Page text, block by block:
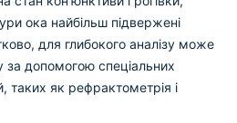
ока найбільш підвержені
для глибокого аналізу може
за допомогою спеціальних
таких як рефрактометрія і